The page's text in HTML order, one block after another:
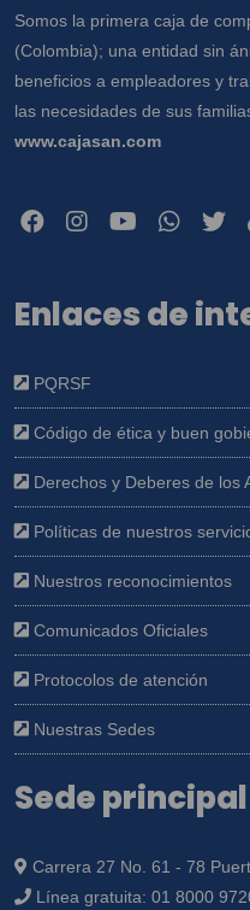
Somos la primera caja de
(Colombia); una entidad sin
beneficios a empleadores y
las necesidades de sus
www.cajasan.com
Enlaces de
PQRSF
Código de ética y buen
Derechos y Deberes de los
Políticas de nuestros
Nuestros reconocimientos
Comunicados Oficiales
Protocolos de atención
Nuestras Sedes
Sede principal
Carrera 27 No. 61 - 78
Línea gratuita: 01 8000